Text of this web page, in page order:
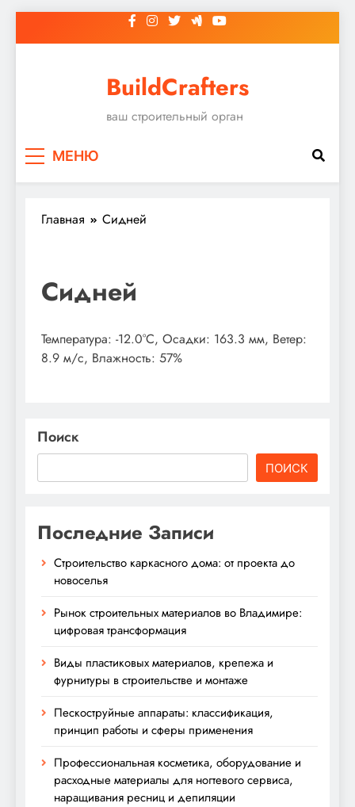
к
BuildCrafters
ваш строительный орган
МЕНЮ
Главная Сидней
Сидней
Температура: -12.0°C, Осадки: 163.3 мм, Ветер:
8.9 м/с, Влажность: 57%
Поиск
ПОИСК
Последние Записи
Строительство каркасного дома: от проекта до
новоселья
Рынок строительных материалов во Владимире:
цифровая трансформация
Виды пластиковых материалов, крепежа и
фурнитуры в строительстве и монтаже
Пескоструйные аппараты: классификация,
принцип работы и сферы применения
Профессиональная косметика, оборудование и
расходные материалы для ногтевого сервиса,
наращивания ресниц и депиляции